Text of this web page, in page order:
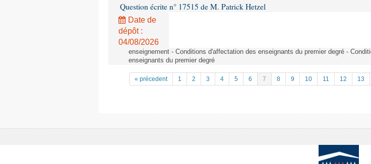
Question écrite n° 17515 de M. Patrick Hetzel
Date de
dépôt :
04/08/2026
enseignement - Conditions d'affectation des enseignants du premier degré -
enseignants du premier degré
« précedent 1 2 3 4 5 6 7 8 9 10 11 12 13